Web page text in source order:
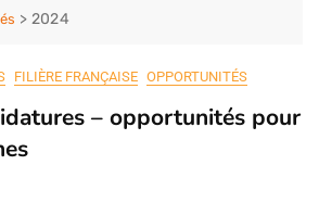
> 2024
FILIÈRE FRANÇAISE OPPORTUNITÉS
– opportunités pour